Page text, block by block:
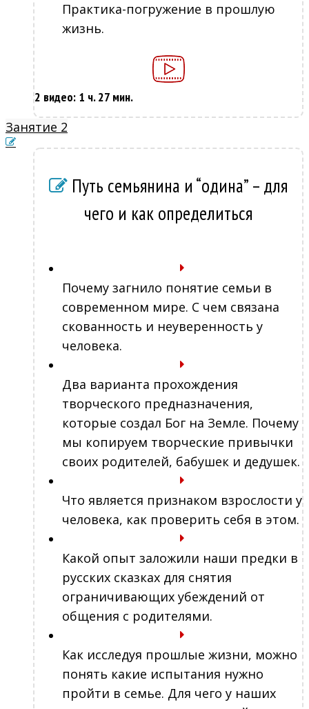
Практика-погружение в прошлую
жизнь.
2 видео: 1 ч. 27 мин.
Занятие 2
Путь семьянина и “одина” – для
чего и как определиться
Почему загнило понятие семьи в
современном мире. С чем связана
скованность и неуверенность у
человека.
Два варианта прохождения
творческого предназначения,
которые создал Бог на Земле. Почему
мы копируем творческие привычки
своих родителей, бабушек и дедушек.
Что является признаком взрослости у
человека, как проверить себя в этом.
Какой опыт заложили наши предки в
русских сказках для снятия
ограничивающих убеждений от
общения с родителями.
Как исследуя прошлые жизни, можно
понять какие испытания нужно
пройти в семье. Для чего у наших